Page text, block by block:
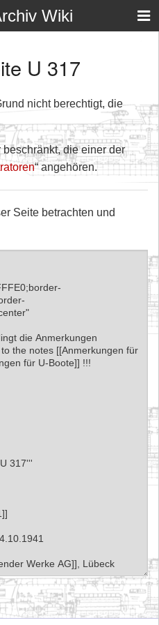
Wiki
U 317
nicht berechtigt, die
die einer der
“ angehören.
Seite betrachten und